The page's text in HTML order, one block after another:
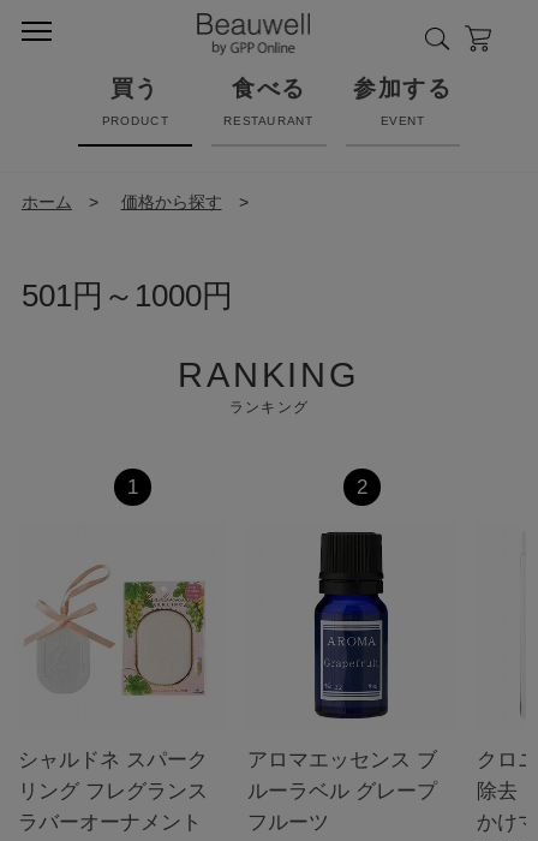
買う
PRODUCT
食べる
RESTAURANT
参加する
EVENT
ホーム > 価格から探す >
501円～1000円
RANKING
ランキング
1
シャルドネ スパーク
リング フレグランス
ラバーオーナメント
2
アロマエッセンス ブ
ルーラベル グレープ
フルーツ
クロ
除去
かけ